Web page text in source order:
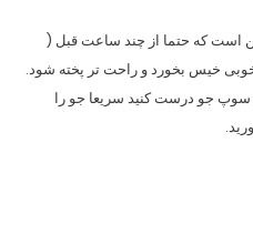
است که حتما از چند ساعت قبل (
خیس بخورد و راحت تر پخته شود.
سوپ جو درست کنید سریعا جو را